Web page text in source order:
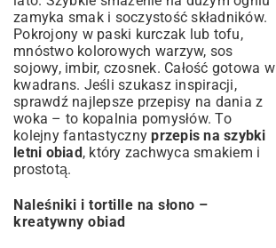
zamyka smak i soczystość składników.
Pokrojony w paski kurczak lub tofu,
mnóstwo kolorowych warzyw, sos
sojowy, imbir, czosnek. Całość gotowa w
kwadrans. Jeśli szukasz inspiracji,
sprawdź najlepsze przepisy na dania z
woka – to kopalnia pomysłów. To
kolejny fantastycznyprzepis na szybki
letni obiad, który zachwyca smakiem i
prostotą.
Naleśniki i tortille na słono –
kreatywny obiad